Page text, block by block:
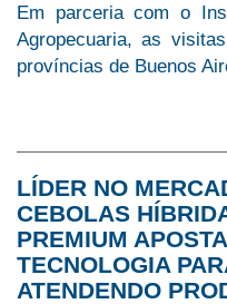
Em parceria com o
Agropecuaria, as
províncias de Buenos
LÍDER NO
CEBOLAS
PREMIUM
TECNOLOGIA
ATENDENDO